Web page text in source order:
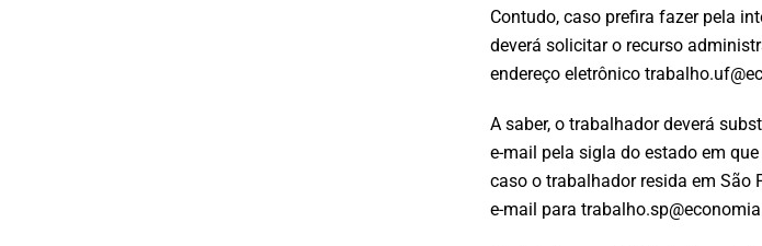
Contudo, caso prefira fazer pela
deverá solicitar o recurso
endereço eletrônico
A saber, o trabalhador deverá
e-mail pela sigla do estado em
caso o trabalhador resida em São
e-mail para